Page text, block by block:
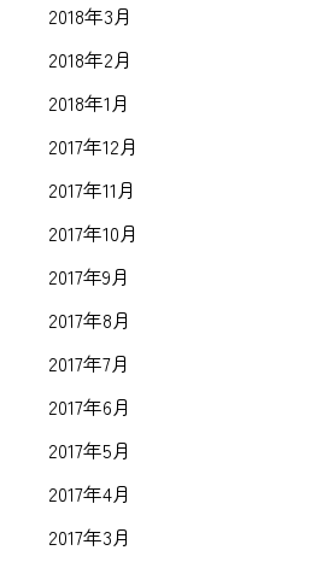
2018年3月
2018年2月
2018年1月
2017年12月
2017年11月
2017年10月
2017年9月
2017年8月
2017年7月
2017年6月
2017年5月
2017年4月
2017年3月